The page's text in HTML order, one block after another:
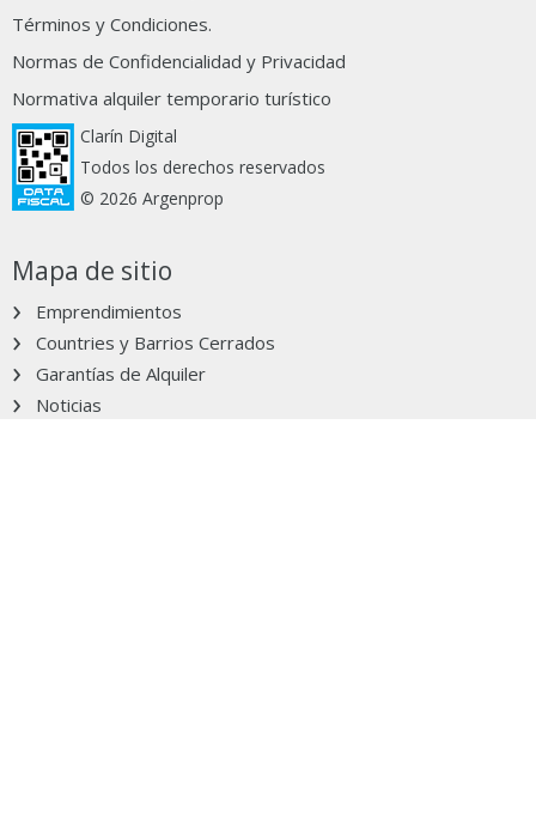
Términos y Condiciones.
Normas de Confidencialidad y Privacidad
Normativa alquiler temporario turístico
Clarín Digital
Todos los derechos reservados
© 2026 Argenprop
Mapa de sitio
Emprendimientos
Countries y Barrios Cerrados
Garantías de Alquiler
Noticias